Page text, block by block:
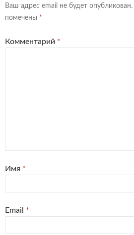
Ваш адрес email не будет опубликован.
помечены *
Комментарий *
Имя *
Email *